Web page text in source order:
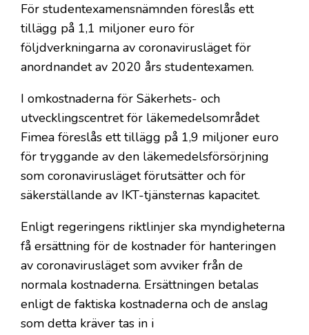
För studentexamensnämnden föreslås ett
tillägg på 1,1 miljoner euro för
följdverkningarna av coronavirusläget för
anordnandet av 2020 års studentexamen.
I omkostnaderna för Säkerhets- och
utvecklingscentret för läkemedelsområdet
Fimea föreslås ett tillägg på 1,9 miljoner euro
för tryggande av den läkemedelsförsörjning
som coronavirusläget förutsätter och för
säkerställande av IKT-tjänsternas kapacitet.
Enligt regeringens riktlinjer ska myndigheterna
få ersättning för de kostnader för hanteringen
av coronavirusläget som avviker från de
normala kostnaderna. Ersättningen betalas
enligt de faktiska kostnaderna och de anslag
som detta kräver tas in i